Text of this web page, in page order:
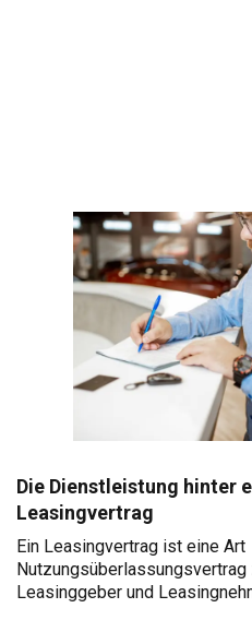
Die Dienstleistung hinter
Leasingvertrag
Ein Leasingvertrag ist eine Art
Leasinggeber und